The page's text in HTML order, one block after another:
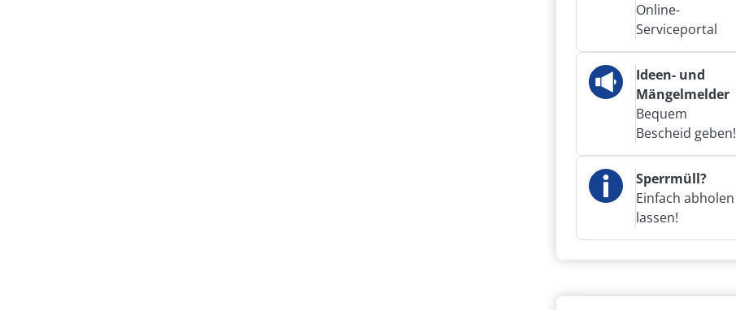
Online-
Serviceportal
Ideen- und
Mängelmelder
Bequem
Bescheid geben!
Sperrmüll?
Einfach abholen
lassen!